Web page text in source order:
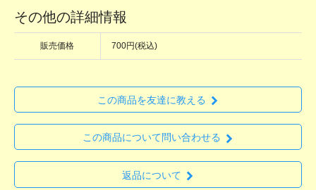
その他の詳細情報
販売価格 700円(税込)
この商品を友達に教える
この商品について問い合わせる
返品について